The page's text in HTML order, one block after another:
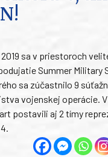
sa v priestoroch
Summer Military
sa zúčastnilo 9
vojenskej operácie.
postavili aj 2 tímy